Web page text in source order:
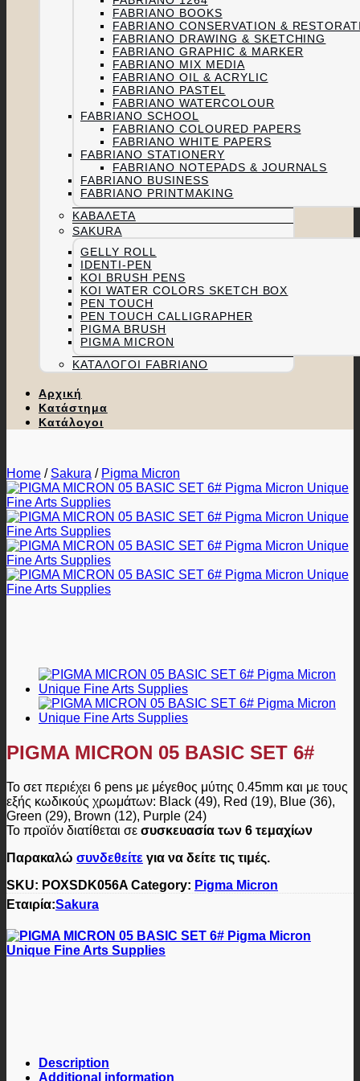
FABRIANO BOOKS
FABRIANO CONSERVATION &
FABRIANO DRAWING & SKETCHING
FABRIANO GRAPHIC & MARKER
FABRIANO MIX MEDIA
FABRIANO OIL & ACRYLIC
FABRIANO PASTEL
FABRIANO WATERCOLOUR
FABRIANO SCHOOL
FABRIANO COLOURED PAPERS
FABRIANO WHITE PAPERS
FABRIANO STATIONERY
FABRIANO NOTEPADS & JOURNALS
FABRIANO BUSINESS
FABRIANO PRINTMAKING
ΚΑΒΑΛΈΤΑ
SAKURA
GELLY ROLL
IDENTI-PEN
KOI BRUSH PENS
KOI WATER COLORS SKETCH BOX
PEN TOUCH
PEN TOUCH CALLIGRAPHER
PIGMA BRUSH
PIGMA MICRON
ΚΑΤΆΛΟΓΟΙ FABRIANO
Αρχική
Κατάστημα
Κατάλογοι
Home / Sakura / Pigma Micron
PIGMA MICRON 05 BASIC SET 6#
Το σετ περιέχει 6 pens με μέγεθος μύτης 0.45mm και με τους
εξής κωδικούς χρωμάτων: Black (49), Red (19), Blue (36),
Green (29), Brown (12), Purple (24)
Το προϊόν διατίθεται σε συσκευασία των 6 τεμαχίων
Παρακαλώ συνδεθείτε για να δείτε τις τιμές.
SKU: POXSDK056A Category: Pigma Micron
Εταιρία:Sakura
Description
Additional information